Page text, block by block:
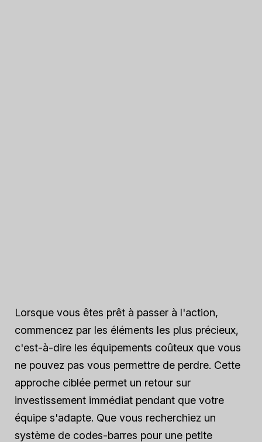
Lorsque vous êtes prêt à passer à l'action,
commencez par les éléments les plus précieux,
c'est-à-dire les équipements coûteux que vous
ne pouvez pas vous permettre de perdre. Cette
approche ciblée permet un retour sur
investissement immédiat pendant que votre
équipe s'adapte. Que vous recherchiez un
système de codes-barres pour une petite